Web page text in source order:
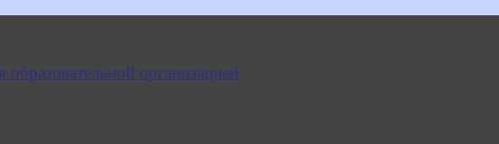
организацией